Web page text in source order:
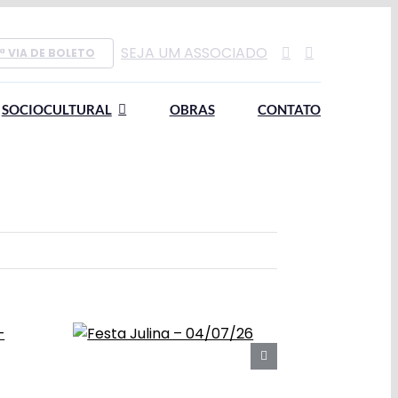
VIA DE BOLETO SEJA UM ASSOCIADO
SOCIOCULTURAL OBRAS CONTATO